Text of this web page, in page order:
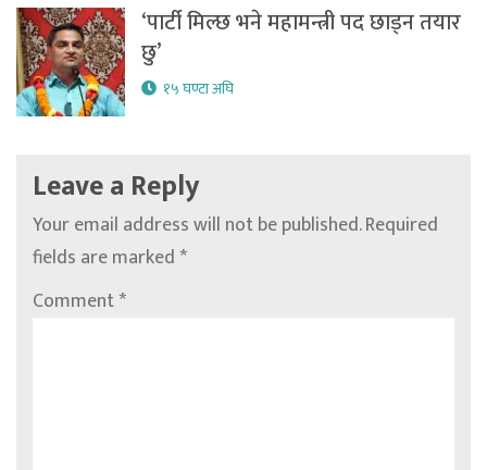
‘पार्टी मिल्छ भने महामन्त्री पद छाड्न तयार
छु’
१५ घण्टा अघि
Leave a Reply
Your email address will not be published.Required
fields are marked*
Comment*